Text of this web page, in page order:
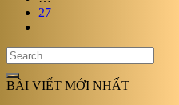
27
BÀI VIẾT MỚI NHẤT